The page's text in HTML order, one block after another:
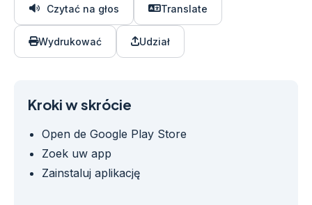
Czytać na głos Translate
Wydrukować Udział
Kroki w skrócie
Open de Google Play Store
Zoek uw app
Zainstaluj aplikację